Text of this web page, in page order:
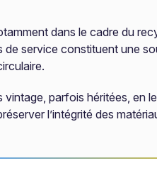
dans le cadre du
de service constituent une
parfois héritées, en
l’intégrité des